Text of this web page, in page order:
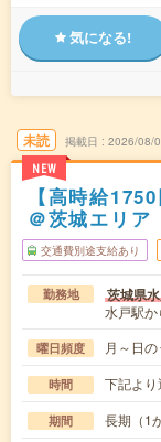
気になる!
未読
NEW
掲載日 2026/08/
【高時給
＠茨城エリア
交通費別途支給あり
勤務地 茨城県
水戸駅
曜日頻度 月～日
時間 下記よ
期間 長期（1